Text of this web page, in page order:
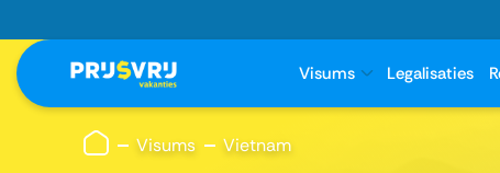
Visums Legalisaties
Visums Vietnam